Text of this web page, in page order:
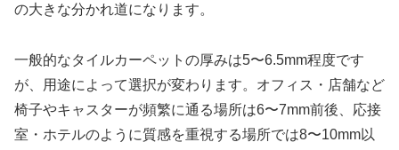
の大きな分かれ道になります。
一般的なタイルカーペットの厚みは5〜6.5mm程度です
が、用途によって選択が変わります。オフィス・店舗など
椅子やキャスターが頻繁に通る場所は6〜7mm前後、応接
室・ホテルのように質感を重視する場所では8〜10mm以